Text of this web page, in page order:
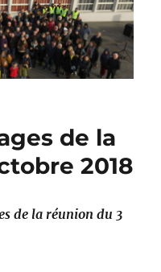
de la
2018
de la réunion du 3